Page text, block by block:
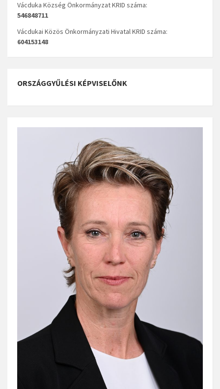
Vácduka Község Önkormányzat KRID száma:
546848711
Vácdukai Közös Önkormányzati Hivatal KRID száma:
604153148
ORSZÁGGYŰLÉSI KÉPVISELŐNK